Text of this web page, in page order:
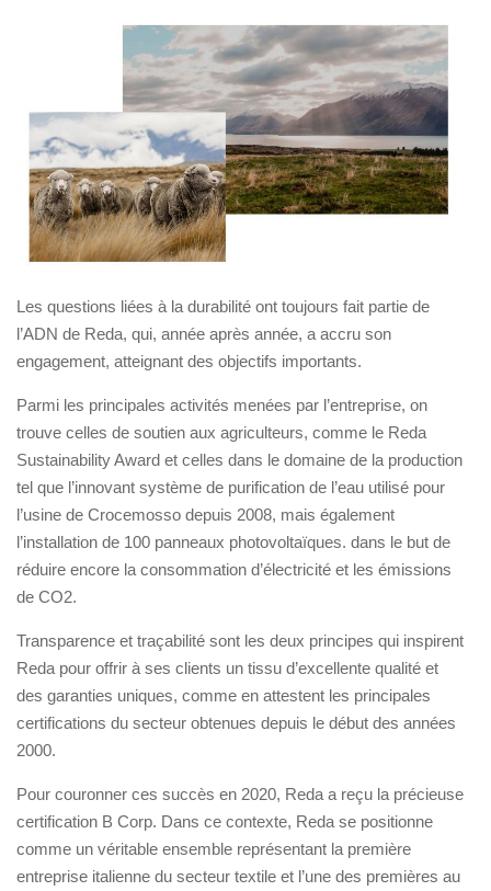
Les questions liées à la durabilité ont toujours fait partie de
l’ADN de Reda, qui, année après année, a accru son
engagement, atteignant des objectifs importants.
Parmi les principales activités menées par l’entreprise, on
trouve celles de soutien aux agriculteurs, comme le Reda
Sustainability Award et celles dans le domaine de la production
tel que l’innovant système de purification de l’eau utilisé pour
l’usine de Crocemosso depuis 2008, mais également
l’installation de 100 panneaux photovoltaïques. dans le but de
réduire encore la consommation d’électricité et les émissions
de CO2.
Transparence et traçabilité sont les deux principes qui inspirent
Reda pour offrir à ses clients un tissu d’excellente qualité et
des garanties uniques, comme en attestent les principales
certifications du secteur obtenues depuis le début des années
2000.
Pour couronner ces succès en 2020, Reda a reçu la précieuse
certification B Corp. Dans ce contexte, Reda se positionne
comme un véritable ensemble représentant la première
entreprise italienne du secteur textile et l’une des premières au